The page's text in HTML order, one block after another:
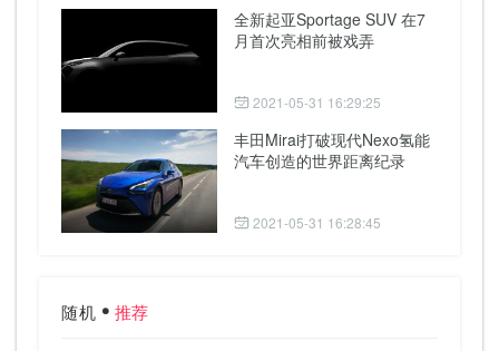
全新起亚Sportage SUV 在7
月首次亮相前被戏弄
2021-05-31 16:29:25
丰田Mirai打破现代Nexo氢能
汽车创造的世界距离纪录
2021-05-31 16:28:45
随机 推荐